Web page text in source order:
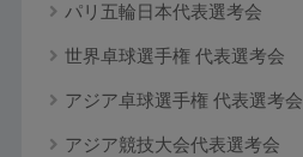
パリ五輪日本代表選考会
世界卓球選手権 代表選考会
アジア卓球選手権 代表選考会
アジア競技大会代表選考会